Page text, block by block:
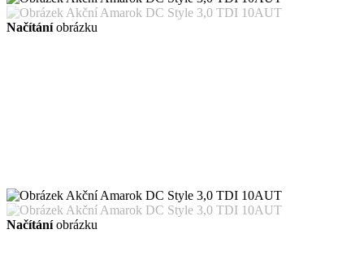
Načítáníobrázku
Načítáníobrázku